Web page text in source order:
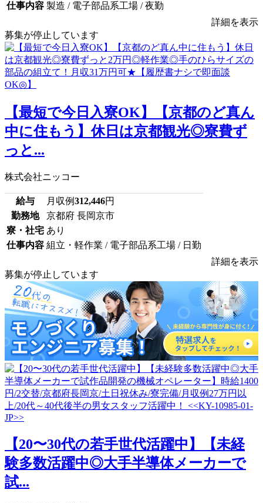
仕事内容 製造 / 電子部品系工場 / 夜勤
詳細を表示
募集が停止しています
【最短で今日入寮OK】【京都のど真ん
中に住もう】休日は京都観光◎寮費ず
っと...
株式会社ニッコー
給与 月収例312,446円
勤務地
京都府 長岡京市
寮・社宅 あり
仕事内容 組立・軽作業 / 電子部品系工場 / 日勤
詳細を表示
募集が停止しています
【20〜30代の若手世代活躍中】【未経
験多数活躍中◎大手半導体メーカーで
試...